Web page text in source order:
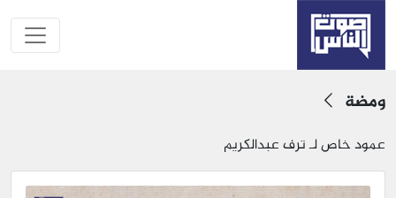
ومضة
عمود خاص لـ ترف عبدالكريم